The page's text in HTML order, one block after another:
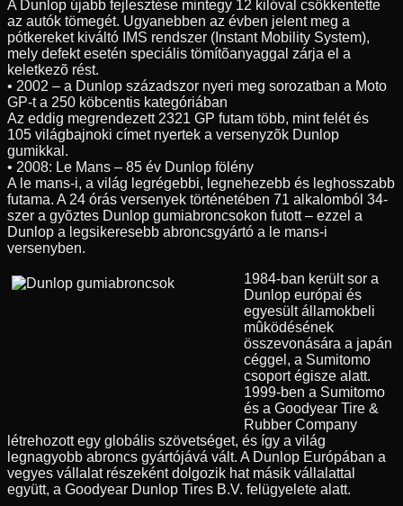
A Dunlop újabb fejlesztése mintegy 12 kilóval csökkentette
az autók tömegét. Ugyanebben az évben jelent meg a
pótkereket kiváltó IMS rendszer (Instant Mobility System),
mely defekt esetén speciális tömítõanyaggal zárja el a
keletkezõ rést.
• 2002 – a Dunlop századszor nyeri meg sorozatban a Moto
GP-t a 250 köbcentis kategóriában
Az eddig megrendezett 2321 GP futam több, mint felét és
105 világbajnoki címet nyertek a versenyzõk Dunlop
gumikkal.
• 2008: Le Mans – 85 év Dunlop fölény
A le mans-i, a világ legrégebbi, legnehezebb és leghosszabb
futama. A 24 órás versenyek történetében 71 alkalomból 34-
szer a gyõztes Dunlop gumiabroncsokon futott – ezzel a
Dunlop a legsikeresebb abroncsgyártó a le mans-i
versenyben.
1984-ban került sor a
Dunlop európai és
egyesült államokbeli
mûködésének
összevonására a japán
céggel, a Sumitomo
csoport égisze alatt.
1999-ben a Sumitomo
és a Goodyear Tire &
Rubber Company
létrehozott egy globális szövetséget, és így a világ
legnagyobb abroncs gyártójává vált. A Dunlop Európában a
vegyes vállalat részeként dolgozik hat másik vállalattal
együtt, a Goodyear Dunlop Tires B.V. felügyelete alatt.